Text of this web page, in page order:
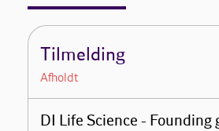
Tilmelding
Afholdt
DI Life Science - Founding